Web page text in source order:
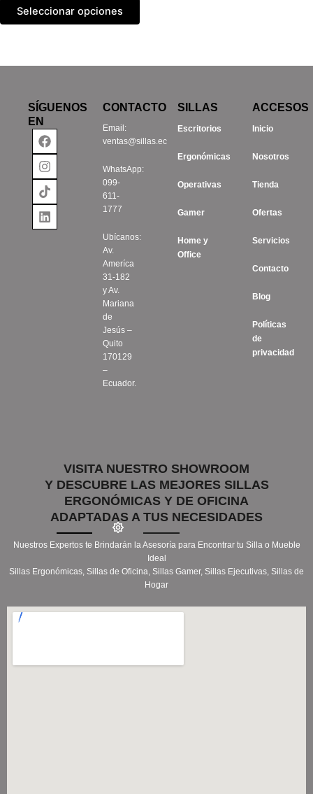
Seleccionar opciones
se
pueden
de
SÍGUENOS
EN
Facebook
Instagram
Tiktok
Linkedin
CONTACTO
Email:
ventas@sillas.ec
WhatsApp:
099-
611-
1777
Ubícanos:
Av.
Ameríca
31-182
y Av.
Mariana
de
Jesús –
Quito
170129
–
Ecuador.
SILLAS
Escritorios
Ergonómicas
Operativas
Gamer
Home y
Office
ACCESOS
Inicio
Nosotros
Tienda
Ofertas
Servicios
Contacto
Blog
Políticas
de
privacidad
VISITA NUESTRO SHOWROOM
Y DESCUBRE LAS MEJORES SILLAS
ERGONÓMICAS Y DE OFICINA
ADAPTADAS A TUS NECESIDADES
Nuestros Expertos te Brindarán la Asesoría para Encontrar tu Silla o Mueble
Ideal
Sillas Ergonómicas, Sillas de Oficina, Sillas Gamer, Sillas Ejecutivas, Sillas de
Hogar